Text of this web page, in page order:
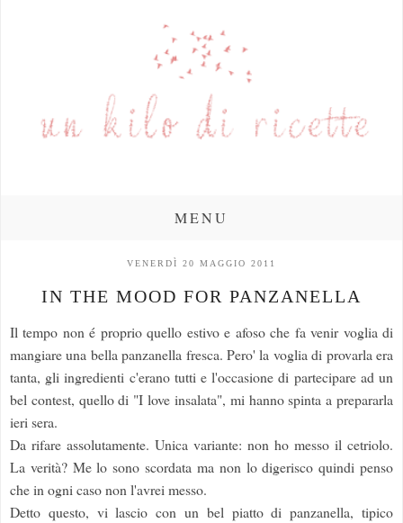
MENU
VENERDÌ 20 MAGGIO 2011
IN THE MOOD FOR PANZANELLA
Il tempo non é proprio quello estivo e afoso che fa venir voglia di
mangiare una bella panzanella fresca. Pero' la voglia di provarla era
tanta, gli ingredienti c'erano tutti e l'occasione di partecipare ad un
bel contest, quello di "I love insalata", mi hanno spinta a prepararla
ieri sera.
Da rifare assolutamente. Unica variante: non ho messo il cetriolo.
La verità? Me lo sono scordata ma non lo digerisco quindi penso
che in ogni caso non l'avrei messo.
Detto questo, vi lascio con un bel piatto di panzanella, tipico